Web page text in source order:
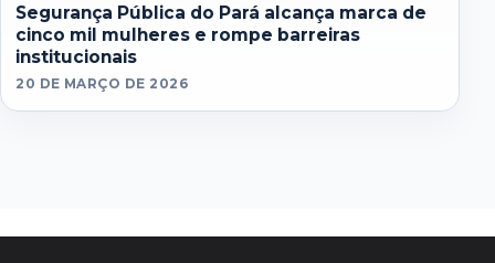
Segurança Pública do Pará alcança marca de
cinco mil mulheres e rompe barreiras
institucionais
20 DE MARÇO DE 2026